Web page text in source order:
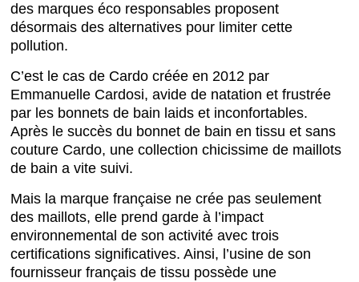
des marques éco responsables proposent
désormais des alternatives pour limiter cette
pollution.
C’est le cas de Cardo créée en 2012 par
Emmanuelle Cardosi, avide de natation et frustrée
par les bonnets de bain laids et inconfortables.
Après le succès du bonnet de bain en tissu et sans
couture Cardo, une collection chicissime de maillots
de bain a vite suivi.
Mais la marque française ne crée pas seulement
des maillots, elle prend garde à l’impact
environnemental de son activité avec trois
certifications significatives. Ainsi, l’usine de son
fournisseur français de tissu possède une